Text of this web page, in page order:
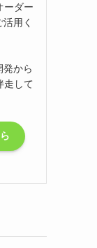
ーダー
用く
発から
走して